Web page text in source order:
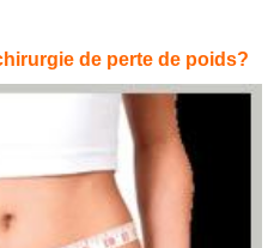
de perte de poids?